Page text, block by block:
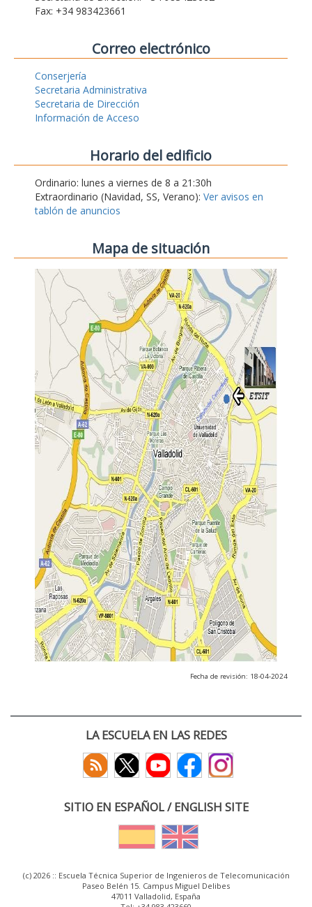
Fax: +34 983423661
Correo electrónico
Conserjería
Secretaria Administrativa
Secretaria de Dirección
Información de Acceso
Horario del edificio
Ordinario: lunes a viernes de 8 a 21:30h
Extraordinario (Navidad, SS, Verano): Ver avisos en
tablón de anuncios
Mapa de situación
Fecha de revisión: 18-04-2024
LA ESCUELA EN LAS REDES
SITIO EN ESPAÑOL / ENGLISH SITE
(c) 2026 :: Escuela Técnica Superior de Ingenieros de Telecomunicación
Paseo Belén 15. Campus Miguel Delibes
47011 Valladolid, España